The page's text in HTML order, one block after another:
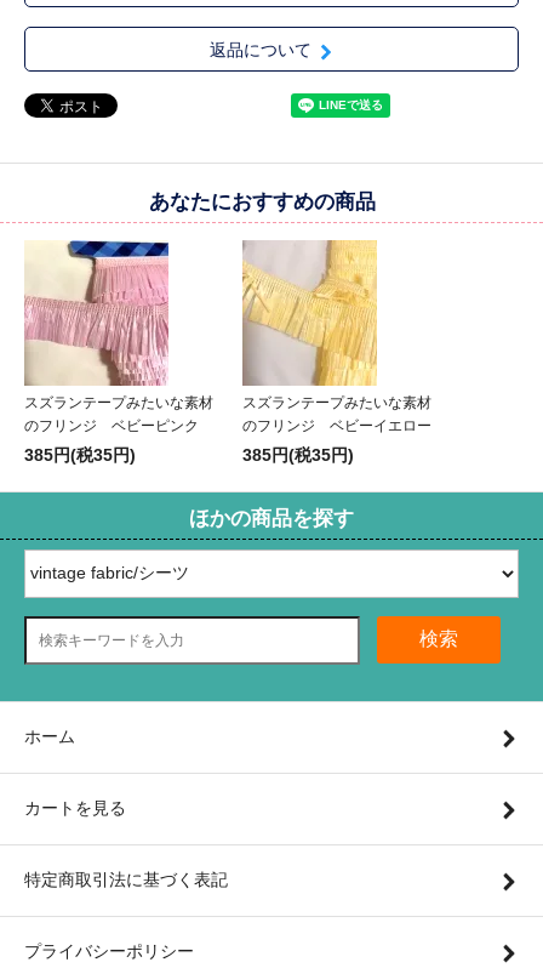
返品について
あなたにおすすめの商品
スズランテープみたいな素材
のフリンジ ベビーピンク
385円(税35円)
スズランテープみたいな素材
のフリンジ ベビーイエロー
385円(税35円)
ほかの商品を探す
検索
ホーム
カートを見る
特定商取引法に基づく表記
プライバシーポリシー